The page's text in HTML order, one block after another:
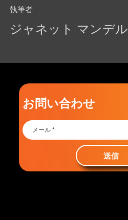
執筆者
ジャネット マンデル
お問い合わせ
送信